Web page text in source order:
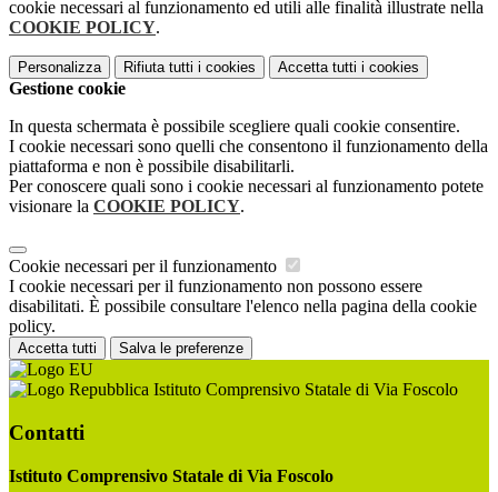
cookie necessari al funzionamento ed utili alle finalità illustrate nella
COOKIE POLICY.
Personalizza Rifiuta tutti i cookies Accetta tutti i cookies
Gestione cookie
In questa schermata è possibile scegliere quali cookie consentire.
I cookie necessari sono quelli che consentono il funzionamento della
piattaforma e non è possibile disabilitarli.
Per conoscere quali sono i cookie necessari al funzionamento potete
visionare la COOKIE POLICY.
Cookie necessari per il funzionamento
I cookie necessari per il funzionamento non possono essere
disabilitati. È possibile consultare l'elenco nella pagina della cookie
policy.
Accetta tutti Salva le preferenze
Istituto Comprensivo Statale di Via Foscolo
Contatti
Istituto Comprensivo Statale di Via Foscolo